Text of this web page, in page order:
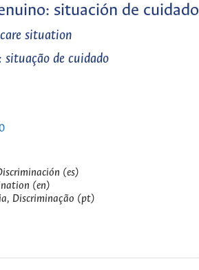
situación de cuidado
situation
de cuidado
(es)
(en)
Discriminação (pt)